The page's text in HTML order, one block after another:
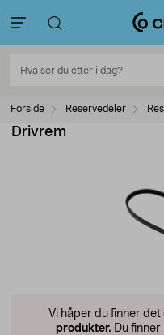
Forside Reservedeler
Drivrem
Vi håper du finner
produkter. Du